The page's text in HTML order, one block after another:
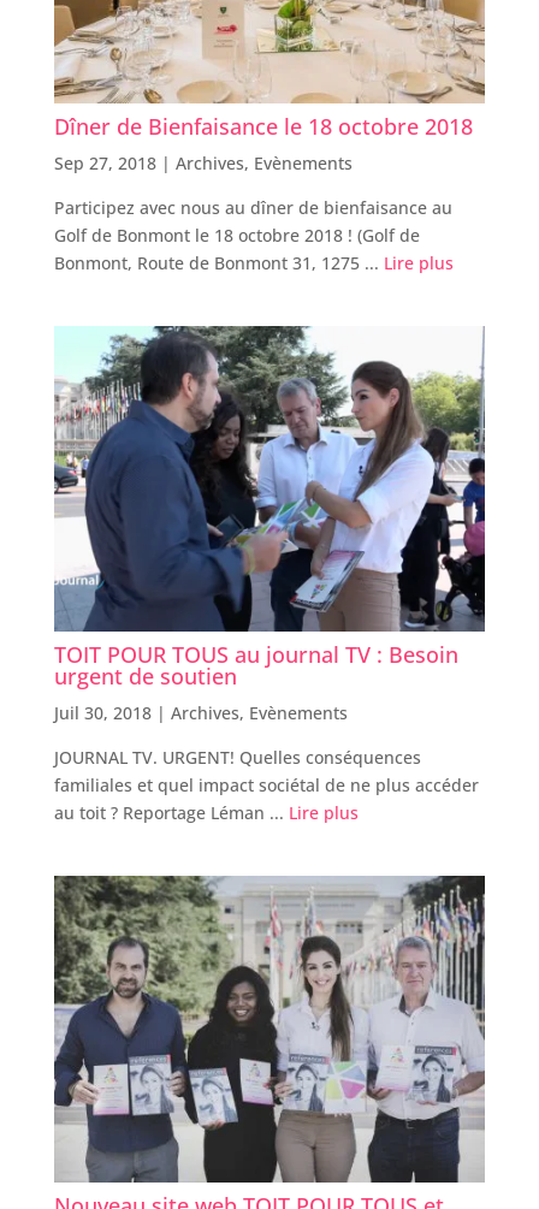
Dîner de Bienfaisance le 18 octobre 2018
Sep 27, 2018 | Archives, Evènements
Participez avec nous au dîner de bienfaisance au
Golf de Bonmont le 18 octobre 2018 ! (Golf de
Bonmont, Route de Bonmont 31, 1275 ... Lire plus
TOIT POUR TOUS au journal TV : Besoin
urgent de soutien
Juil 30, 2018 | Archives, Evènements
JOURNAL TV. URGENT! Quelles conséquences
familiales et quel impact sociétal de ne plus accéder
au toit ? Reportage Léman ... Lire plus